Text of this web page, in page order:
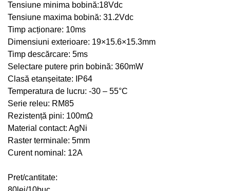
Tensiune minima bobină:18Vdc
Tensiune maxima bobină: 31.2Vdc
Timp acționare: 10ms
Dimensiuni exterioare: 19×15.6×15.3mm
Timp descărcare: 5ms
Selectare putere prin bobină: 360mW
Clasă etanșeitate: IP64
Temperatura de lucru: -30 – 55°C
Serie releu: RM85
Rezistență pini: 100mΩ
Material contact: AgNi
Raster terminale: 5mm
Curent nominal: 12A
Pret/cantitate: